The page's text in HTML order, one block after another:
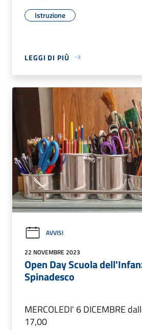
Istruzione
LEGGI DI PIÙ
AVVISI
22 NOVEMBRE 2023
Open Day Scuola
Spinadesco
MERCOLEDI' 6 DICEMBRE
17,00